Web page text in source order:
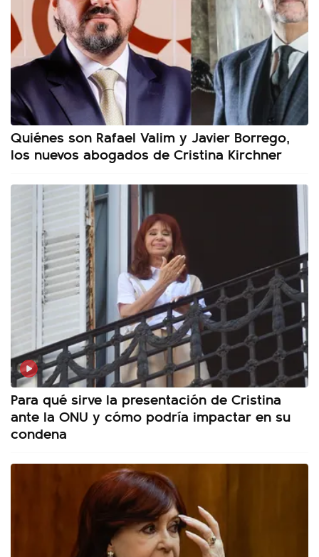
Quiénes son Rafael Valim y Javier Borrego,
los nuevos abogados de Cristina Kirchner
Para qué sirve la presentación de Cristina
ante la ONU y cómo podría impactar en su
condena